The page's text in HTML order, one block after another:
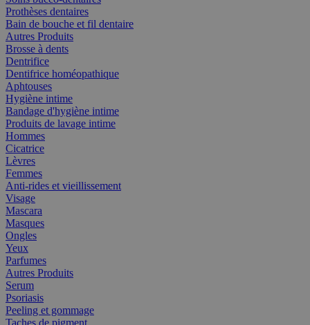
Prothèses dentaires
Bain de bouche et fil dentaire
Autres Produits
Brosse à dents
Dentrifice
Dentifrice homéopathique
Aphtouses
Hygiène intime
Bandage d'hygiène intime
Produits de lavage intime
Hommes
Cicatrice
Lèvres
Femmes
Anti-rides et vieillissement
Visage
Mascara
Masques
Ongles
Yeux
Parfumes
Autres Produits
Serum
Psoriasis
Peeling et gommage